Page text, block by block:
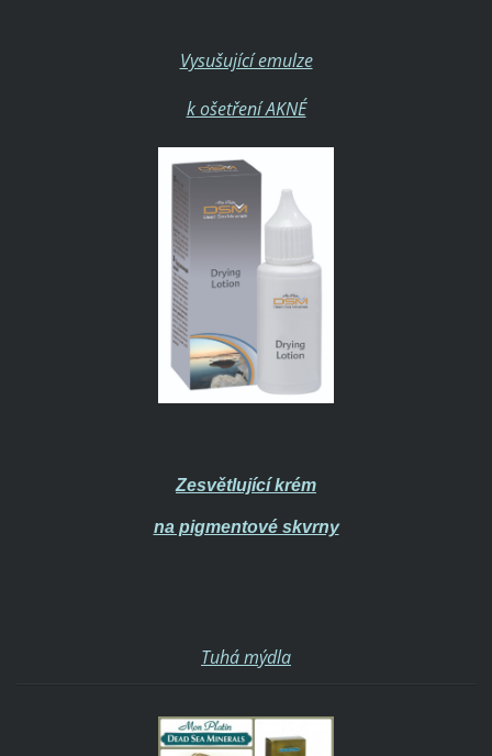
Vysušující emulze
k ošetření AKNÉ
Zesvětlující krém
na pigmentové skvrny
Tuhá mýdla